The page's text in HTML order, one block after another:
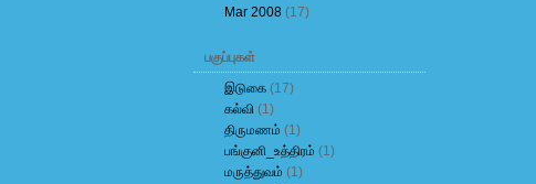
Mar 2008(17)
பகுப்புகள்
இடுகை(17)
கல்வி(1)
திருமணம் (1)
பங்குனி_உத்திரம் (1)
மருத்துவம் (1)